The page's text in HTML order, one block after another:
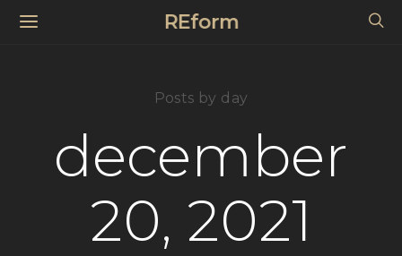
REform
Posts by day
december
20, 2021